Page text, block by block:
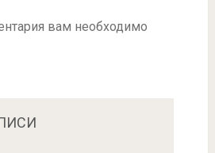
вам необходимо